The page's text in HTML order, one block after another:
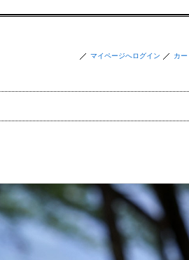
マイページへログイン カ